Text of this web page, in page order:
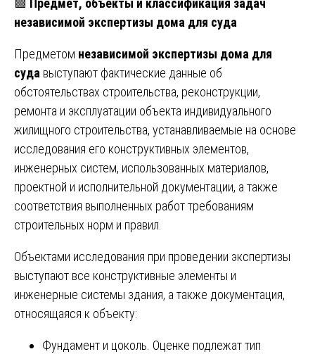
🟩 Предмет, объекты и классификация задач
независимой экспертизы дома для суда
Предметом независимой экспертизы дома для
суда выступают фактические данные об
обстоятельствах строительства, реконструкции,
ремонта и эксплуатации объекта индивидуального
жилищного строительства, устанавливаемые на основе
исследования его конструктивных элементов,
инженерных систем, использованных материалов,
проектной и исполнительной документации, а также
соответствия выполненных работ требованиям
строительных норм и правил.
Объектами исследования при проведении экспертизы
выступают все конструктивные элементы и
инженерные системы здания, а также документация,
относящаяся к объекту:
Фундамент и цоколь. Оценке подлежат тип